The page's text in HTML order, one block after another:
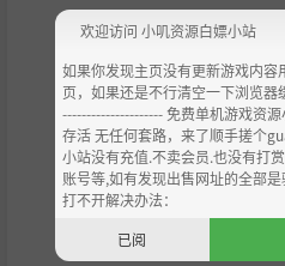
欢迎访问 小叽资源白嫖小站
如果你发现主页没有更新游戏内容
页，如果还是不行清空一下浏览
--------------------- 免费单机游戏资
存活 无任何套路，来了顺手搓个
小站没有充值.不卖会员.也没有打
账号等,如有发现出售网址的全部
打不开解决办法：
已阅